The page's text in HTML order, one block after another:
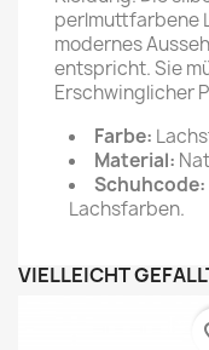
perlmuttfarbene
modernes
entspricht. Sie
Erschwinglicher
Farbe:
Material:
Schuhcode:
Lachsfarben.
VIELLEICHT